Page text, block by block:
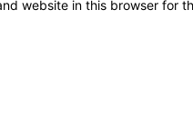
website in this browser for